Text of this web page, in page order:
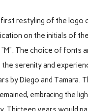
first restyling of the logo
on the initials of the
“M”. The choice of fonts
serenity and
by Diego and Tamara.
embracing the